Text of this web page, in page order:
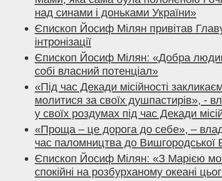
над синами і доньками України»
Єпископ Йосиф Мілян привітав
інтронізації
Єпископ Йосиф Мілян: «Добра
собі власний потенціал»
«Під час Декади місійності
молитися за своїх душпастирів», -
у своїх роздумах під час Декади
«Проща – це дорога до себе», –
час паломництва до Вишгородської
Єпископ Йосиф Мілян: «З Марією
спокійні на розбурханому океані